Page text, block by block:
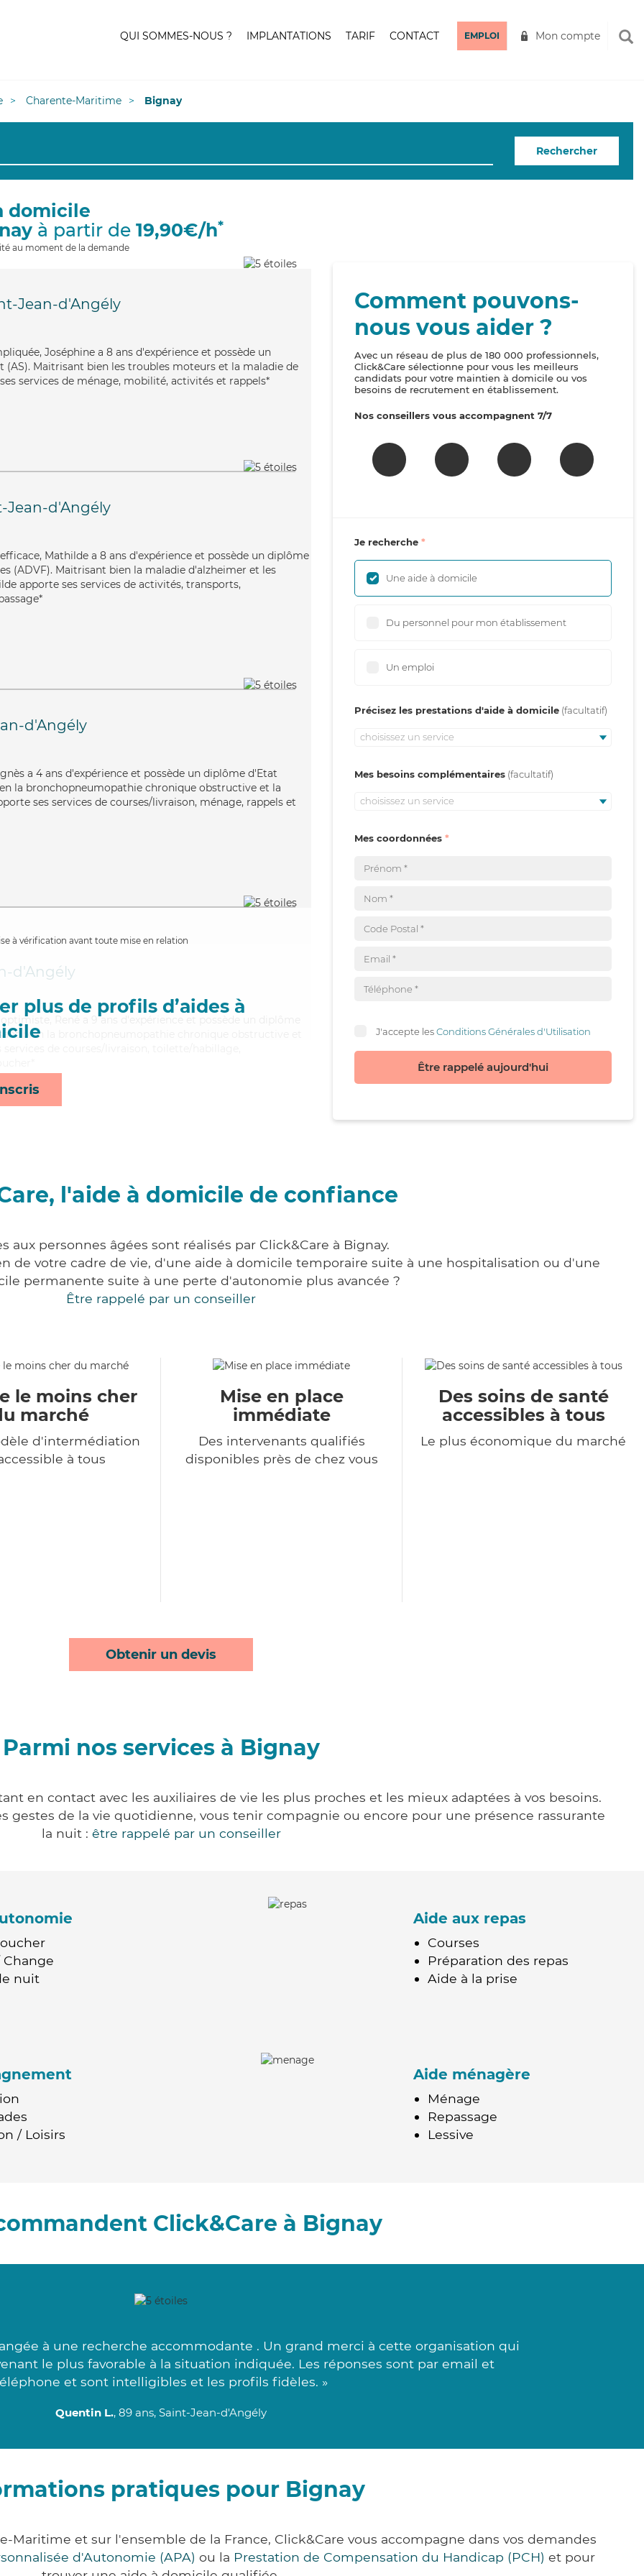
QUI SOMMES-NOUS ? IMPLANTATIONS TARIF CONTACT EMPLOI Mon compte
Charente-Maritime Bignay
Rechercher
domicile
à partir de 19,90€/h*
au moment de la demande
Jean-d'Angély
Joséphine a 8 ans d'expérience et possède un
Maitrisant bien les troubles moteurs et la maladie de
services de ménage, mobilité, activités et rappels*
Jean-d'Angély
Mathilde a 8 ans d'expérience et possède un diplôme
(ADVF). Maitrisant bien la maladie d'alzheimer et les
apporte ses services de activités, transports,
d'Angély
a 4 ans d'expérience et possède un diplôme d'Etat
la bronchopneumopathie chronique obstructive et la
ses services de courses/livraison, ménage, rappels et
à vérification avant toute mise en relation
plus de profils d’aides à
d'Angély
René a 9 ans d'expérience et possède un diplôme
bien la bronchopneumopathie chronique obstructive et
Comment pouvons-
nous vous aider ?
Avec un réseau de plus de 180 000 professionnels,
Click&Care sélectionne pour vous les meilleurs
candidats pour votre maintien à domicile ou vos
besoins de recrutement en établissement.
Nos conseillers vous accompagnent 7/7
Je recherche
Une aide à domicile
Du personnel pour mon établissement
Un emploi
Précisez les prestations d'aide à domicile
choisissez un service
Mes besoins complémentaires
choisissez un service
Mes coordonnées
J'accepte lesConditions Générales d'Utilisation
Être rappelé aujourd'hui
l'aide à domicile de confiance
aux personnes âgées sont réalisés par Click&Care à Bignay.
de votre cadre de vie, d'une aide à domicile temporaire suite à une hospitalisation ou d'une
permanente suite à une perte d'autonomie plus avancée ?
Être rappelé par un conseiller
le moins cher
marché
d'intermédiation
à tous
Mise en place
immédiate
Des intervenants qualifiés
disponibles près de chez vous
Des soins de santé
accessibles à tous
Le plus économique du marché
Obtenir un devis
Parmi nos services à Bignay
en contact avec les auxiliaires de vie les plus proches et les mieux adaptées à vos besoins.
gestes de la vie quotidienne, vous tenir compagnie ou encore pour une présence rassurante
la nuit : être rappelé par un conseiller
nuit
Aide aux repas
Courses
Préparation des repas
Aide à la prise
/ Loisirs
Aide ménagère
Ménage
Repassage
Lessive
Click&Care à Bignay
à une recherche accommodante . Un grand merci à cette organisation qui
le plus favorable à la situation indiquée. Les réponses sont par email et
et sont intelligibles et les profils fidèles. »
Quentin L., 89 ans, Saint-Jean-d'Angély
pratiques pour Bignay
Maritime et sur l'ensemble de la France, Click&Care vous accompagne dans vos demandes
d'Autonomie (APA) ou la Prestation de Compensation du Handicap (PCH) et pour